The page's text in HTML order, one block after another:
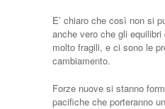
E’ chiaro che così non si
anche vero che gli
molto fragili, e ci sono le
cambiamento.
Forze nuove si stanno
pacifiche che porteranno